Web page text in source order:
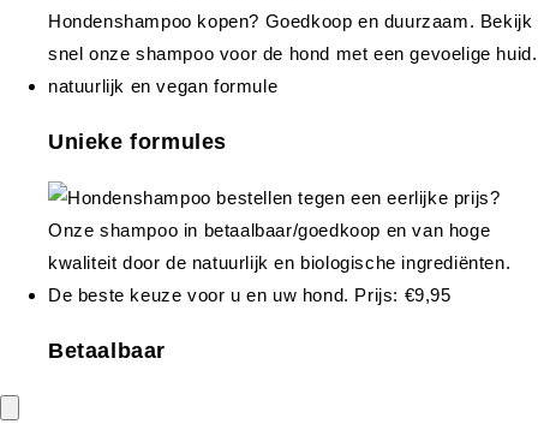
Unieke formules
Betaalbaar